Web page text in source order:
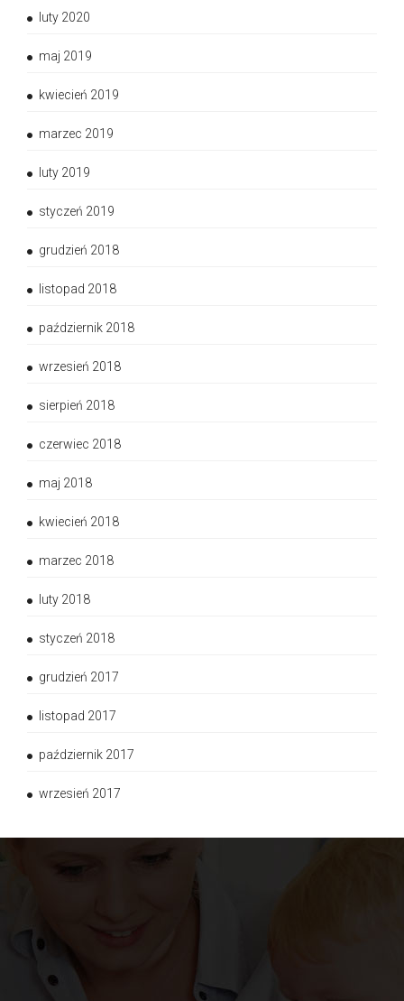
luty 2020
maj 2019
kwiecień 2019
marzec 2019
luty 2019
styczeń 2019
grudzień 2018
listopad 2018
październik 2018
wrzesień 2018
sierpień 2018
czerwiec 2018
maj 2018
kwiecień 2018
marzec 2018
luty 2018
styczeń 2018
grudzień 2017
listopad 2017
październik 2017
wrzesień 2017